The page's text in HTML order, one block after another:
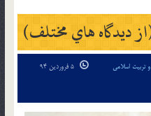
ديدگاه هاي مختلف)
تربیت اسلامی